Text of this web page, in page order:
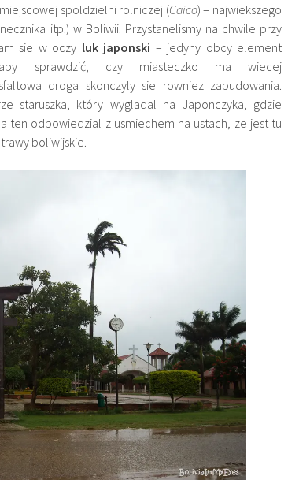
spoldzielni rolniczej (Caico) – najwiekszego
itp.) w Boliwii. Przystanelismy na chwile przy
sie w oczy luk japonski – jedyny obcy element
sprawdzić, czy miasteczko ma wiecej
droga skonczyly sie rowniez zabudowania.
staruszka, który wygladal na Japonczyka, gdzie
ten odpowiedzial z usmiechem na ustach, ze jest tu
boliwijskie.